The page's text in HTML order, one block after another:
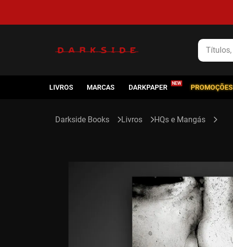
Títulos,
LIVROS MARCAS DARKPAPER PROMOÇÕES
Livros HQs e Mangás